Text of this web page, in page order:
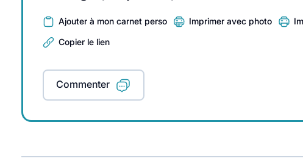
Ajouter à mon carnet perso Imprimer avec photo
Copier le lien
Commenter